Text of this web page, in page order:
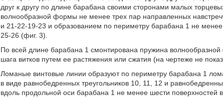
друг к другу по длине барабана своими сторонами малых
волнообразной формы не менее трех пар направленных
и 21-22-19-23 и образованием по периметру барабана 1 не
25-26 (фиг. 3).
По всей длине барабана 1 смонтирована пружина
шага витков путем ее растяжения или сжатия (на чертеже не
Ломаные винтовые линии образуют по периметру барабана 1
в виде равнобедренных треугольников 10, 11, 12 и
вдоль продольной оси барабана 1 не менее шести